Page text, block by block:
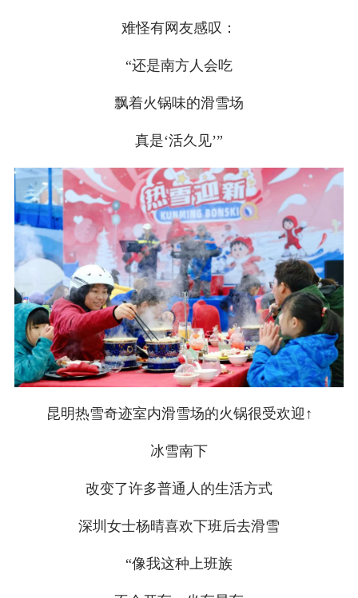
难怪有网友感叹：
“还是南方人会吃
飘着火锅味的滑雪场
真是‘活久见’”
昆明热雪奇迹室内滑雪场的火锅很受欢迎↑
冰雪南下
改变了许多普通人的生活方式
深圳女士杨晴喜欢下班后去滑雪
“像我这种上班族